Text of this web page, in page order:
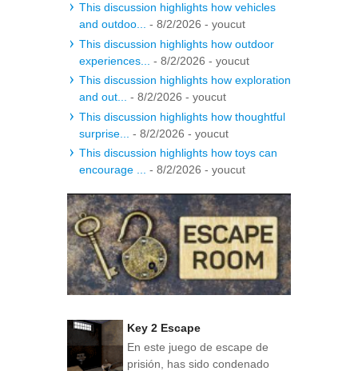
This discussion highlights how vehicles
and outdoo...
- 8/2/2026 - youcut
This discussion highlights how outdoor
experiences...
- 8/2/2026 - youcut
This discussion highlights how exploration
and out...
- 8/2/2026 - youcut
This discussion highlights how thoughtful
surprise...
- 8/2/2026 - youcut
This discussion highlights how toys can
encourage ...
- 8/2/2026 - youcut
Key 2 Escape
En este juego de escape de
prisión, has sido condenado